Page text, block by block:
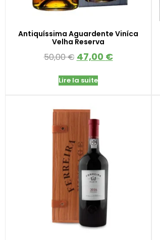
Antiquíssima Aguardente Viníca
Velha Reserva
50,00€ 47,00 €
Lire la suite